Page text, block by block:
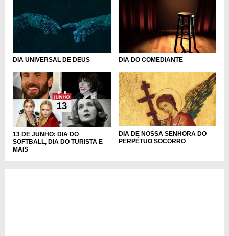
DIA UNIVERSAL DE DEUS DIA DO COMEDIANTE
13 DE JUNHO: DIA DO
SOFTBALL, DIA DO TURISTA E
MAIS
DIA DE NOSSA SENHORA DO
PERPÉTUO SOCORRO